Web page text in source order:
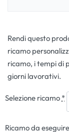
Rendi questo
ricamo
ricamo, i tempi di
giorni lavorativi.
Selezione ricamo *
Ricamo da eseguire